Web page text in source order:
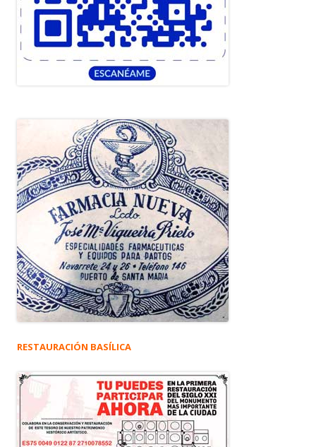
RESTAURACIÓN BASÍLICA